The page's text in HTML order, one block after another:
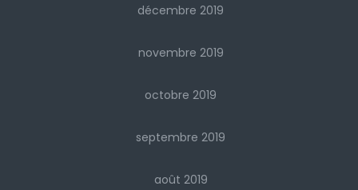
décembre 2019
novembre 2019
octobre 2019
septembre 2019
août 2019